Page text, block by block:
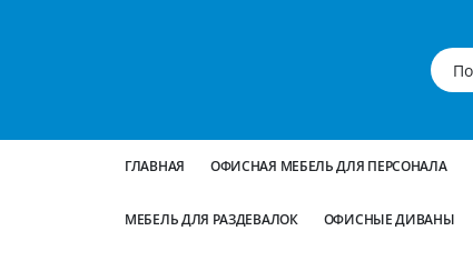
ГЛАВНАЯ ОФИСНАЯ МЕБЕЛЬ ДЛЯ ПЕРСОНАЛА
МЕБЕЛЬ ДЛЯ РАЗДЕВАЛОК ОФИСНЫЕ ДИВАНЫ